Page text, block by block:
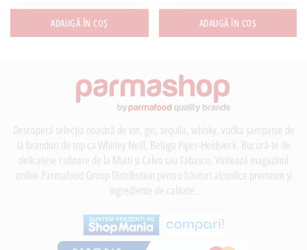
ADAUGĂ ÎN COȘ ADAUGĂ ÎN COȘ
Descoperă selecția noastră de vin, gin, tequila, whisky, vodka șampanie de
la branduri de top ca Whitley Neill, Beluga Piper-Heidsieck. Bucură-te de
delicatese culinare de la Mutti și Calvo sau Tabasco. Vizitează magazinul
online Parmafood Group Distribution pentru băuturi alcoolice premium și
ingrediente de calitate.